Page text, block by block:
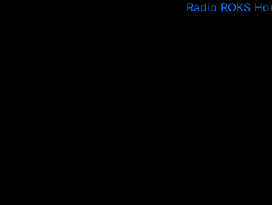
Radio ROKS